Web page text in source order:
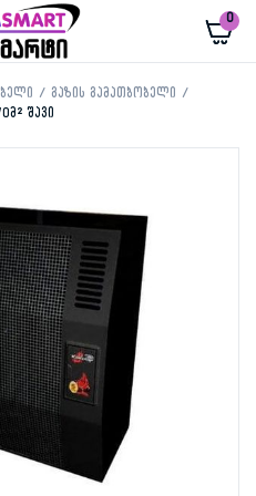
0
გაზის გამათბობელი
შავი